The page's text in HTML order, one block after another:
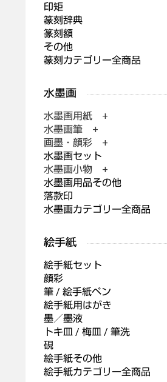
印矩
篆刻辞典
篆刻額
その他
篆刻カテゴリー全商品
水墨画用紙 +
水墨画筆 +
画墨・顔彩 +
水墨画セット
水墨画小物 +
水墨画用品その他
落款印
水墨画カテゴリー全商品
絵手紙セット
顔彩
筆 / 絵手紙ペン
絵手紙用はがき
墨／墨液
トキ皿 / 梅皿 / 筆洗
硯
絵手紙その他
絵手紙カテゴリー全商品